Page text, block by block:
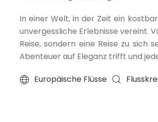
In einer Welt, in der Zeit ein
unvergessliche Erlebnisse vereint.
Reise, sondern eine Reise zu sich
Abenteuer auf Eleganz trifft und
Europäische Flüsse